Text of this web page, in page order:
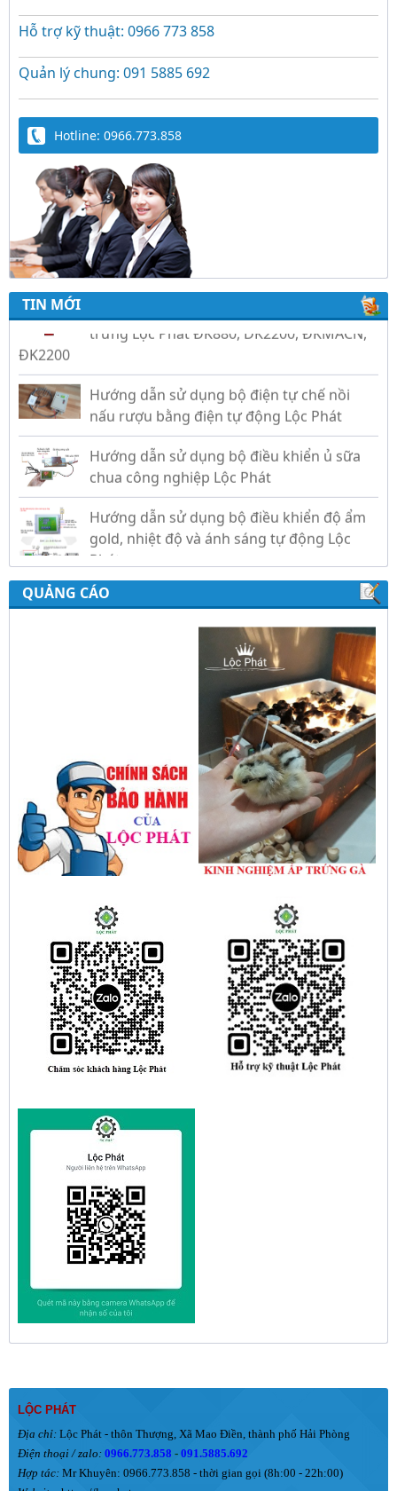
Hỗ trợ kỹ thuật: 0966 773 858
Quản lý chung: 091 5885 692
Hotline: 0966.773.858
TIN MỚI
Trứng Giả Lộc Phát Có Nước - Giải Pháp Ấp
Hiệu Quả Cho Gà, Vịt, Bồ Câu
Video hướng dẫn cài đặt bộ điều khiển ấp
trứng Lộc Phát ĐK880, DK2200, ĐKMACN,
ĐK2200
Hướng dẫn sử dụng bộ điện tự chế nồi
Hướng dẫn sử dụng bộ điều khiển ủ sữa
chua công nghiệp Lộc Phát
Hướng dẫn sử dụng bộ điều khiển độ ẩm
gold, nhiệt độ và ánh sáng tự động Lộc
Phát
QUẢNG CÁO
LỘC PHÁT
Địa chỉ: Lộc Phát - thôn Thượng, Xã Mao Điền, thành phố Hải Phòng
Điện thoại / zalo: 0966.773.858 - 091.5885.692
Hợp tác: Mr Khuyên: 0966.773.858 - thời gian gọi (8h:00 - 22h:00)